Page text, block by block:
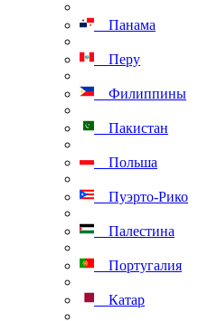
Панама
Перу
Филиппины
Пакистан
Польша
Пуэрто-Рико
Палестина
Португалия
Катар